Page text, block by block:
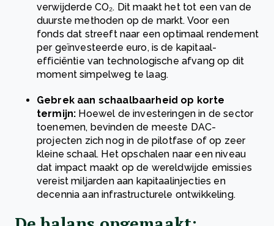
verwijderde CO₂. Dit maakt het tot een van de
duurste methoden op de markt. Voor een
fonds dat streeft naar een optimaal rendement
per geïnvesteerde euro, is de kapitaal-
efficiëntie van technologische afvang op dit
moment simpelweg te laag.
Gebrek aan schaalbaarheid op korte
termijn: Hoewel de investeringen in de sector
toenemen, bevinden de meeste DAC-
projecten zich nog in de pilotfase of op zeer
kleine schaal. Het opschalen naar een niveau
dat impact maakt op de wereldwijde emissies
vereist miljarden aan kapitaalinjecties en
decennia aan infrastructurele ontwikkeling.